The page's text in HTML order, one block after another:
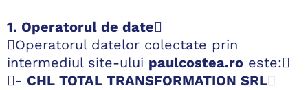
1. Operatorul de date
Operatorul datelor colectate prin
intermediul site-ului paulcostea.ro este:
- CHL TOTAL TRANSFORMATION SRL